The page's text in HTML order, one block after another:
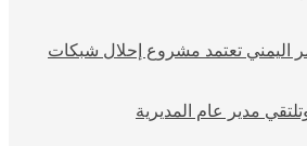
اليمني تعتمد مشروع إحلال شبكات
مدير عام المديرية